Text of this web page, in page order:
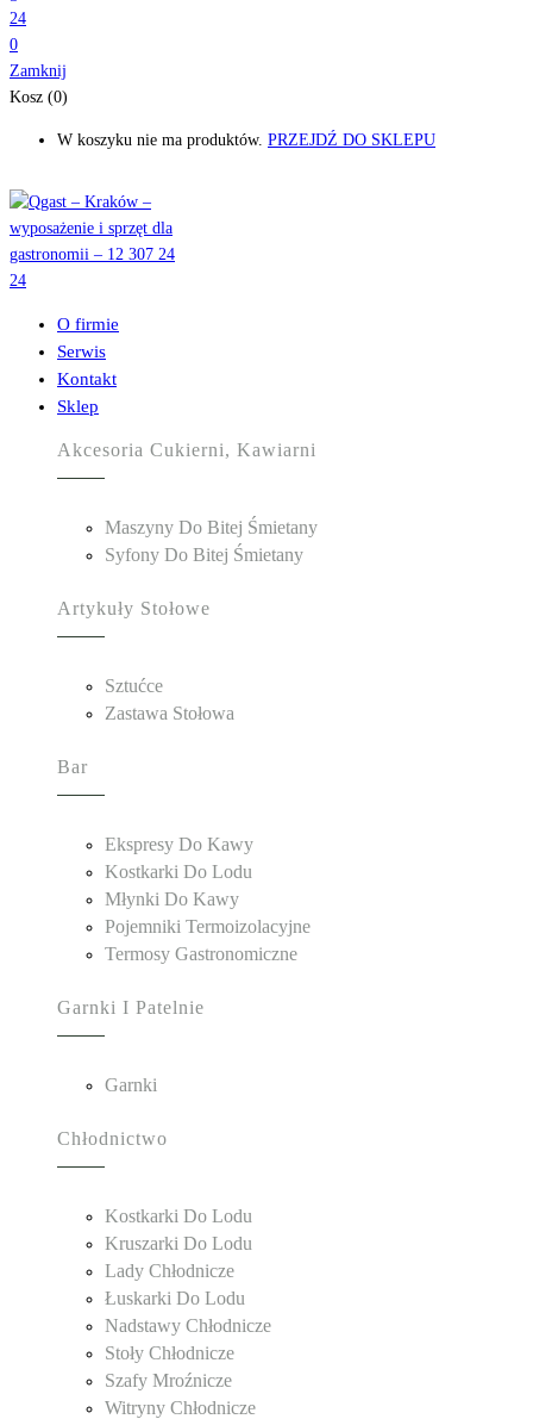
0
Zamknij
Kosz (0)
W koszyku nie ma produktów. PRZEJDŹ DO SKLEPU
O firmie
Serwis
Kontakt
Sklep
Akcesoria Cukierni, Kawiarni
Maszyny Do Bitej Śmietany
Syfony Do Bitej Śmietany
Artykuły Stołowe
Sztućce
Zastawa Stołowa
Bar
Ekspresy Do Kawy
Kostkarki Do Lodu
Młynki Do Kawy
Pojemniki Termoizolacyjne
Termosy Gastronomiczne
Garnki I Patelnie
Garnki
Chłodnictwo
Kostkarki Do Lodu
Kruszarki Do Lodu
Lady Chłodnicze
Łuskarki Do Lodu
Nadstawy Chłodnicze
Stoły Chłodnicze
Szafy Mroźnicze
Witryny Chłodnicze